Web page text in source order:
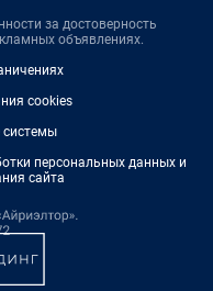
за достоверность
объявлениях.
cookies
системы
персональных данных и
сайта